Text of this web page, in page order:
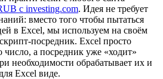
с investing.com. Идея не требует
вместо того чтобы пытаться
в Excel, мы используем на своём
Excel просто
число, а посредник уже «ходит»
необходимости обрабатывает их и
Excel виде.